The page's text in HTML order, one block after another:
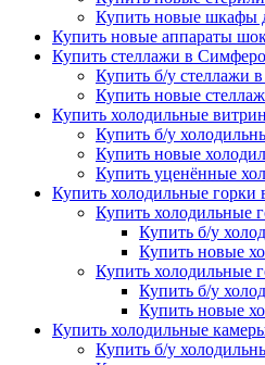
Купить новые шкафы
Купить новые аппараты
Купить стеллажи в
Купить б/у стеллажи
Купить новые
Купить холодильные
Купить б/у
Купить новые
Купить уценённые
Купить холодильные горки
Купить холодильные
Купить б/у
Купить новые
Купить холодильные
Купить б/у
Купить новые
Купить холодильные
Купить б/у